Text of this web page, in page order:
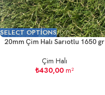
SELECT OPTIONS
20mm Çim Halı Sarıotlu 1650 gr
Çim Halı
₺430,00 m²